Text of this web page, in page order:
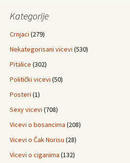
Kategorije
Crnjaci (279)
Nekategorisani vicevi (530)
Pitalice (302)
Politički vicevi (50)
Posteri (1)
Sexy vicevi (708)
Vicevi o bosancima (208)
Vicevi o Čak Norisu (28)
Vicevi o ciganima (132)